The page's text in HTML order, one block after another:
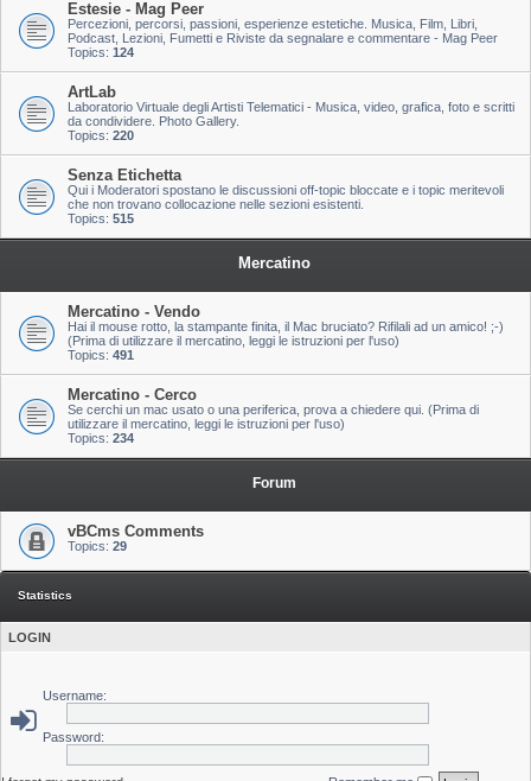
Estesie - Mag Peer
Percezioni, percorsi, passioni, esperienze estetiche. Musica, Film, Libri,
Podcast, Lezioni, Fumetti e Riviste da segnalare e commentare - Mag Peer
Topics: 124
ArtLab
Laboratorio Virtuale degli Artisti Telematici - Musica, video, grafica, foto e scritti
da condividere. Photo Gallery.
Topics: 220
Senza Etichetta
Qui i Moderatori spostano le discussioni off-topic bloccate e i topic meritevoli
che non trovano collocazione nelle sezioni esistenti.
Topics: 515
Mercatino
Mercatino - Vendo
Hai il mouse rotto, la stampante finita, il Mac bruciato? Rifilali ad un amico! ;-)
(Prima di utilizzare il mercatino, leggi le istruzioni per l'uso)
Topics: 491
Mercatino - Cerco
Se cerchi un mac usato o una periferica, prova a chiedere qui. (Prima di
utilizzare il mercatino, leggi le istruzioni per l'uso)
Topics: 234
Forum
vBCms Comments
Topics: 29
Statistics
LOGIN
Username:
Password: